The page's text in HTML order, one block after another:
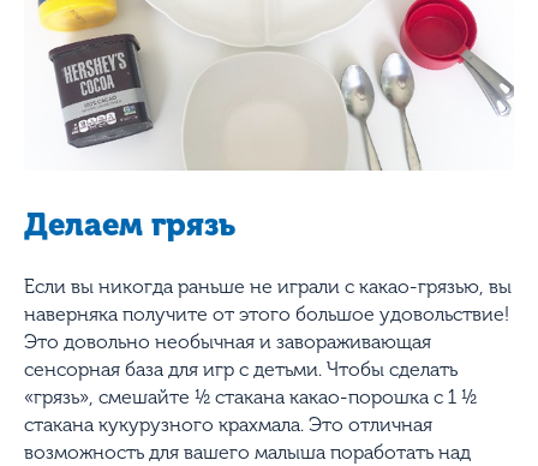
Делаем грязь
Если вы никогда раньше не играли с какао-грязью, вы
наверняка получите от этого большое удовольствие!
Это довольно необычная и завораживающая
сенсорная база для игр с детьми. Чтобы сделать
«грязь», смешайте ½ стакана какао-порошка с 1 ½
стакана кукурузного крахмала. Это отличная
возможность для вашего малыша поработать над